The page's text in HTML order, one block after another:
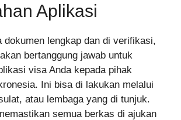
Aplikasi
dokumen lengkap dan di verifikasi,
bertanggung jawab untuk
visa Anda kepada pihak
Ini bisa di lakukan melalui
atau lembaga yang di tunjuk.
semua berkas di ajukan